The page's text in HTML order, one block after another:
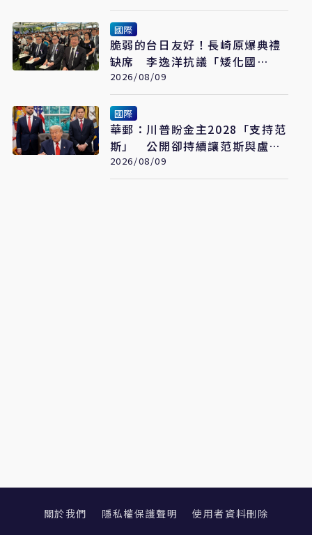
國際
脆弱的台日友好！長崎原爆典禮
缺席 李逸洋抗議「矮化國
格」：日媒揭長崎特殊安排
2026/08/09
國際
華郵：川普盼金主2028「支持范
斯」 公開卻持續讓范斯與盧比
奧較勁接班
2026/08/09
關於我們 隱私權保護聲明 使用者資料刪除